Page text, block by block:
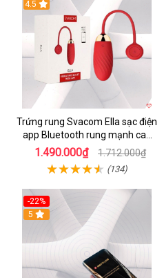
4.5
Trứng rung Svacom Ella sạc điện
app Bluetooth rung mạnh cao
cấp
1.490.000₫ 1.712.000₫
(134)
-22%
5